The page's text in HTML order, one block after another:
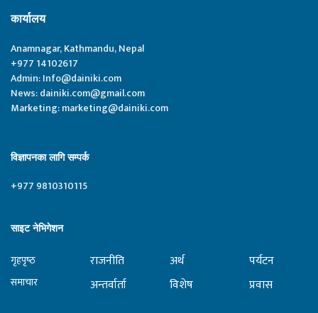
कार्यालय
Anamnagar, Kathmandu, Nepal
+977 14102617
Admin:Info@dainiki.com
News:dainiki.com@gmail.com
Marketing:marketing@dainiki.com
विज्ञापनका लागि सम्पर्क
+977 9810310115
साइट नेभिगेशन
गृहपृष्‍ठ
समाचार
राजनीति
अन्तर्वार्ता
अर्थ
विशेष
पर्यटन
प्रवास